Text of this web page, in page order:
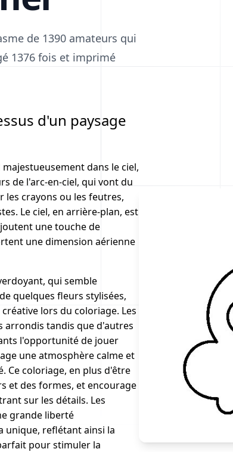
de 1390 amateurs qui
1376 fois et imprimé
d'un paysage
dans le ciel,
de l'arc-en-ciel, qui vont du
crayons ou les feutres,
Le ciel, en arrière-plan, est
une touche de
une dimension aérienne
qui semble
quelques fleurs stylisées,
lors du coloriage. Les
arrondis tandis que d'autres
l'opportunité de jouer
une atmosphère calme et
Ce coloriage, en plus d'être
et des formes, et encourage
sur les détails. Les
grande liberté
unique, reflétant ainsi la
pour stimuler la